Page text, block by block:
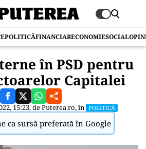
POLITICĂFINANCIARECONOMIESOCIAL
în PSD pentru
Capitalei
15:23, dePuterea.ro, în POLITICĂ
ca sursă preferată în Google